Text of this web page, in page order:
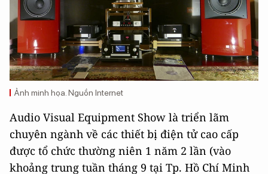
Ảnh minh họa. Nguồn Internet
Audio Visual Equipment Show là triển lãm
chuyên ngành về các thiết bị điện tử cao cấp
được tổ chức thường niên 1 năm 2 lần (vào
khoảng trung tuần tháng 9 tại Tp. Hồ Chí Minh